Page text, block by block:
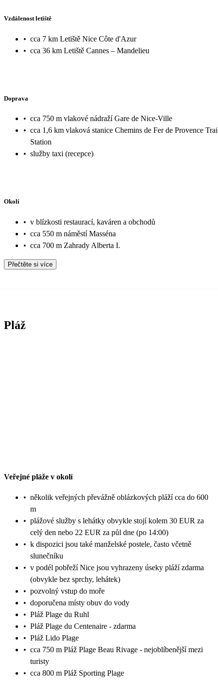
Vzdálenost letiště
• cca 7 km Letiště Nice Côte d'Azur
• cca 36 km Letiště Cannes – Mandelieu
Doprava
• cca 750 m vlakové nádraží Gare de Nice-Ville
• cca 1,6 km vlaková stanice Chemins de Fer de Provence
Station
• služby taxi (recepce)
Okolí
• v blízkosti restaurací, kaváren a obchodů
• cca 550 m náměstí Masséna
• cca 700 m Zahrady Alberta I.
Přečtěte si více
Pláž
Veřejné pláže v okolí
• několik veřejných převážně oblázkových pláží cca do 600
m
• plážové služby s lehátky obvykle stojí kolem 30 EUR za
celý den nebo 22 EUR za půl dne (po 14:00)
• k dispozici jsou také manželské postele, často včetně
slunečníku
• v podél pobřeží Nice jsou vyhrazeny úseky pláží zdarma
(obvykle bez sprchy, lehátek)
• pozvolný vstup do moře
• doporučena místy obuv do vody
• Pláž Plage du Ruhl
• Pláž Plage du Centenaire - zdarma
• Pláž Lido Plage
• cca 750 m Pláž Plage Beau Rivage - nejoblíbenější mezi
turisty
• cca 800 m Pláž Sporting Plage